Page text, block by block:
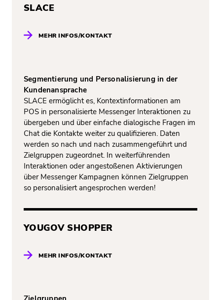
SLACE
MEHR INFOS/KONTAKT
Segmentierung und Personalisierung in der
Kundenansprache
SLACE ermöglicht es, Kontextinformationen am
POS in personalisierte Messenger Interaktionen zu
übergeben und über einfache dialogische Fragen im
Chat die Kontakte weiter zu qualifizieren. Daten
werden so nach und nach zusammengeführt und
Zielgruppen zugeordnet. In weiterführenden
Interaktionen oder angestoßenen Aktivierungen
über Messenger Kampagnen können Zielgruppen
so personalisiert angesprochen werden!
YOUGOV SHOPPER
MEHR INFOS/KONTAKT